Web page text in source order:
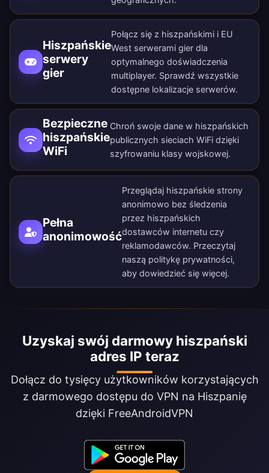
Hiszpańskie
serwery
gier
Połącz się z hiszpańskimi i EU
West serwerami gier dla
optymalnego doświadczenia
multiplayer. Sprawdź wszystkie
dostępne lokalizacje serwerów.
Bezpieczne
hiszpańskie
WiFi
Chroń swoje dane w hiszpańskich
publicznych sieciach WiFi dzięki
szyfrowaniu klasy wojskowej.
Pełna
anonimowość
Przeglądaj hiszpańskie strony
anonimowo bez śledzenia
przez hiszpańskich
dostawców internetu czy
reklamodawców. Przeczytaj
naszą politykę prywatności,
aby dowiedzieć się więcej.
Uzyskaj swój darmowy hiszpański
adres IP teraz
Dołącz do tysięcy użytkowników korzystających
z darmowego dostępu do VPN na Hiszpanię
dzięki FreeAndroidVPN